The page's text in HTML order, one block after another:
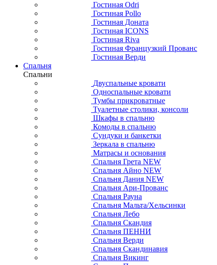
Гостиная Odri
Гостиная Pollo
Гостиная Доната
Гостиная ICONS
Гостиная Riva
Гостиная Французкий Прованс
Гостиная Верди
Спальня
Спальни
Двуспальные кровати
Односпальные кровати
Тумбы прикроватные
Туалетные столики, консоли
Шкафы в спальню
Комоды в спальню
Сундуки и банкетки
Зеркала в спальню
Матрасы и основания
Спальня Грета NEW
Спальня Айно NEW
Спальня Дания NEW
Спальня Ари-Прованс
Спальня Рауна
Спальня Мальта/Хельсинки
Спальня Лебо
Спальня Скандия
Спальня ПЕННИ
Спальня Верди
Спальня Скандинавия
Спальня Викинг